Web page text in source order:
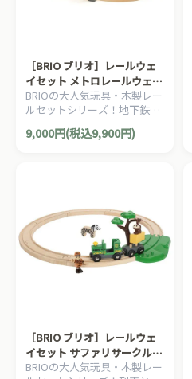
［BRIO ブリオ］レールウェ
イセット メトロレールウェイ
セット
BRIOの大人気玩具・木製レー
ルセットシリーズ！地下鉄が
ト。列車にプラットフォーム
9,000円(税込9,900円)
［BRIO ブリオ］レールウェ
イセット サファリサークルセ
ット
BRIOの大人気玩具・木製レー